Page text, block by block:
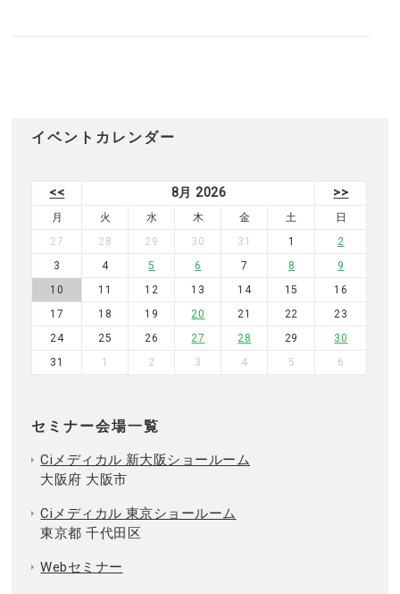
イベントカレンダー
<< 8月 2026 >>
月 火 水 木 金 土
日
27
28 29 30 31 1
2
3
4 5 6 7 8
9
10
11 12 13 14 15
16
17
18 19 20 21 22
23
24
25 26 27 28 29
30
31
1 2 3 4 5 6
セミナー会場一覧
Ciメディカル 新大阪ショールーム
大阪府 大阪市
Ciメディカル 東京ショールーム
東京都 千代田区
Webセミナー